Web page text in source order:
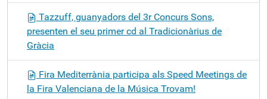
Tazzuff, guanyadors del 3r Concurs Sons,
presenten el seu primer cd al Tradicionàrius de
Gràcia
Fira Mediterrània participa als Speed Meetings de
la Fira Valenciana de la Música Trovam!